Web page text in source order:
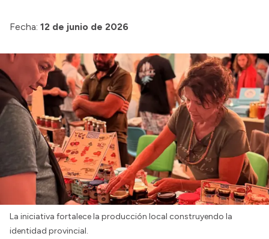
Fecha: 12 de junio de 2026
La iniciativa fortalece la producción local construyendo la
identidad provincial.